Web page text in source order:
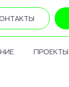
ПРОЕКТЫ